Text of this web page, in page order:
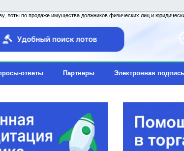
лоты по продаже имущества должников физических лиц и
ответы Партнеры Электронная подпись